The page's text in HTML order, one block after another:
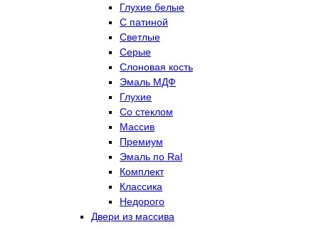
Глухие белые
С патиной
Светлые
Серые
Слоновая кость
Эмаль МДФ
Глухие
Со стеклом
Массив
Премиум
Эмаль по Ral
Комплект
Классика
Недорого
Двери из массива